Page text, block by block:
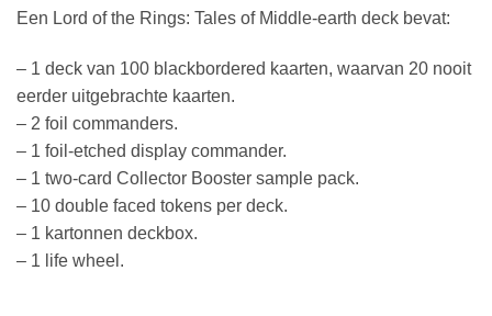
Een Lord of the Rings: Tales of Middle-earth deck bevat:
– 1 deck van 100 blackbordered kaarten, waarvan 20 nooit
eerder uitgebrachte kaarten.
– 2 foil commanders.
– 1 foil-etched display commander.
– 1 two-card Collector Booster sample pack.
– 10 double faced tokens per deck.
– 1 kartonnen deckbox.
– 1 life wheel.